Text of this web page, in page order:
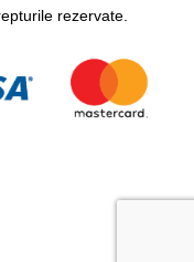
rezervate.